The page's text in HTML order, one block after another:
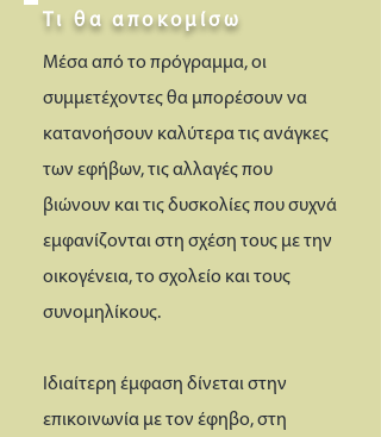
Τι θα αποκομίσω
Μέσα από το πρόγραμμα, οι
συμμετέχοντες θα μπορέσουν να
κατανοήσουν καλύτερα τις ανάγκες
των εφήβων, τις αλλαγές που
βιώνουν και τις δυσκολίες που συχνά
εμφανίζονται στη σχέση τους με την
οικογένεια, το σχολείο και τους
συνομηλίκους.
Ιδιαίτερη έμφαση δίνεται στην
επικοινωνία με τον έφηβο, στη